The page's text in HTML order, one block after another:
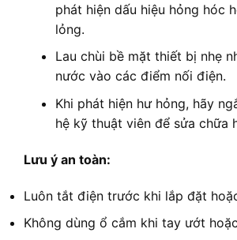
phát hiện dấu hiệu hỏng hóc
lỏng.
Lau chùi bề mặt thiết bị nhẹ
nước vào các điểm nối điện.
Khi phát hiện hư hỏng, hãy
hệ kỹ thuật viên để sửa chữa
Lưu ý an toàn:
Luôn tắt điện trước khi lắp đặt
Không dùng ổ cắm khi tay ướt